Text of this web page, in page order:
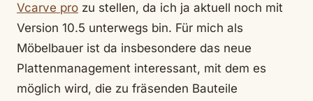
Vcarve pro zu stellen, da ich ja aktuell noch mit
Version 10.5 unterwegs bin. Für mich als
Möbelbauer ist da insbesondere das neue
Plattenmanagement interessant, mit dem es
möglich wird, die zu fräsenden Bauteile